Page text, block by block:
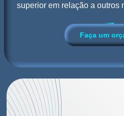
superior em relação a outros
Faça um